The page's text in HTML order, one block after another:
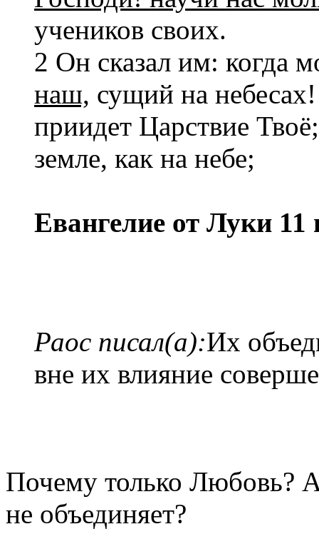
учеников своих.
2 Он сказал им: когда
наш, сущий на
приидет Царствие
земле, как на небе;
Евангелие от Луки 11
Раос писал(а):Их
вне их влияние
Почему только Любовь?
не объединяет?